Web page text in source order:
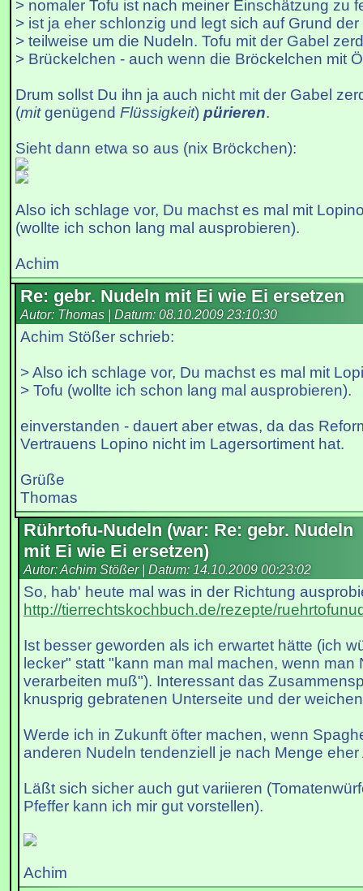
> nomaler Tofu ist nach meiner Einschätzung zu
> ist ja eher schlonzig und legt sich auf Grund
> teilweise um die Nudeln. Tofu mit der Gabel
> Brückelchen - auch wenn die Bröckelchen mit
Drum sollst Du ihn ja auch nicht mit der Gabel
(mitgenügend Flüssigkeit) pürieren.
Sieht dann etwa so aus (nix Bröckchen):
Also ich schlage vor, Du machst es mal mit
(wollte ich schon lang mal ausprobieren).
Achim
Re: gebr. Nudeln mit Ei wie Ei ersetzen
Autor: Thomas | Datum: 08.10.2009 23:10:30
Achim Stößer schrieb:
> Also ich schlage vor, Du machst es mal mit
> Tofu (wollte ich schon lang mal ausprobieren).
einverstanden - dauert aber etwas, da das
Vertrauens Lopino nicht im Lagersortiment hat.
Grüße
Thomas
Rührtofu-Nudeln (war: Re: gebr. Nudeln
mit Ei wie Ei ersetzen)
Autor: Achim Stößer | Datum: 14.10.2009 00:23:02
So, hab' heute mal was in der Richtung
http://tierrechtskochbuch.de/rezepte/
Ist besser geworden als ich erwartet hätte (ich
lecker" statt "kann man mal machen, wenn man
verarbeiten muß"). Interessant das
knusprig gebratenen Unterseite und der
Werde ich in Zukunft öfter machen, wenn
anderen Nudeln tendenziell je nach Menge
Läßt sich sicher auch gut variieren
Pfeffer kann ich mir gut vorstellen).
Achim